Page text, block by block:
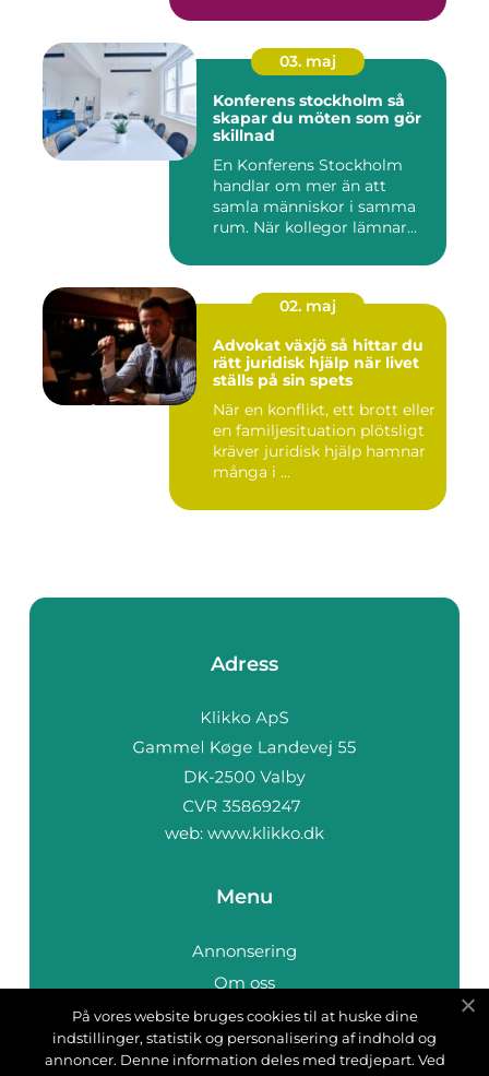
03. maj
Konferens stockholm så
skapar du möten som gör
skillnad
En Konferens Stockholm
handlar om mer än att
samla människor i samma
rum. När kollegor lämnar
02. maj
Advokat växjö så hittar du
rätt juridisk hjälp när livet
ställs på sin spets
När en konflikt, ett brott eller
en familjesituation plötsligt
kräver juridisk hjälp hamnar
många i ...
Adress
web: www.klikko.dk
Menu
Annonsering
Om oss
Cookies
Kontakta oss
På vores website bruges cookies til at huske dine
indstillinger, statistik og personalisering af indhold og
annoncer. Denne information deles med tredjepart. Ved